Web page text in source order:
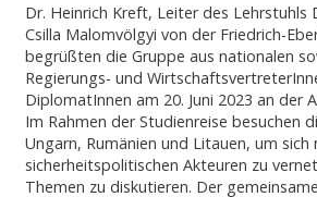
Dr. Heinrich Kreft, Leiter des Lehrstuhls
Csilla Malomvölgyi von der Friedrich-
begrüßten die Gruppe aus nationalen
Regierungs- und
DiplomatInnen am 20. Juni 2023 an der
Im Rahmen der Studienreise besuchen
Ungarn, Rumänien und Litauen, um sich
sicherheitspolitischen Akteuren zu
Themen zu diskutieren. Der